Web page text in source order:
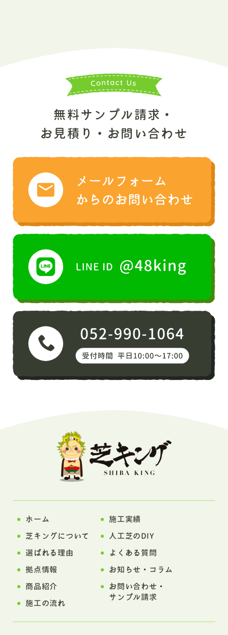
無料サンプル請求・
お見積り・お問い合わせ
ホーム
芝キングについて
選ばれる理由
拠点情報
商品紹介
施工の流れ
施工実績
人工芝のDIY
よくある質問
お知らせ・コラム
お問い合わせ・
サンプル請求